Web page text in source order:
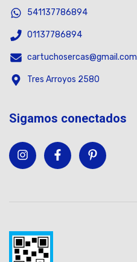
541137786894
01137786894
cartuchosercas@gmail.com
Tres Arroyos 2580
Sigamos conectados